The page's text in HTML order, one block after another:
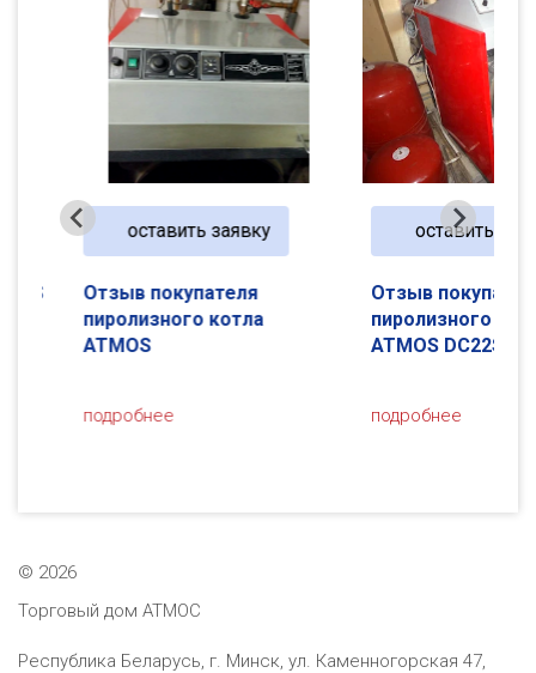
Отзыв покупателя
пиролизного котла
ATMOS
подробнее
оставить заявку
Отзыв покупателя
пиролизного котла
ATMOS DC22S
подробнее
оставить
© 2026
Торговый дом АТМОС
Республика Беларусь, г. Минск, ул. Каменногорская 47,